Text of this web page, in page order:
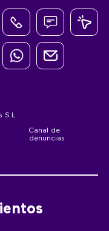
S.L
Canal de
denuncias